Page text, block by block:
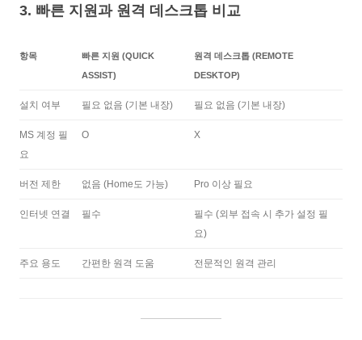
3. 빠른 지원과 원격 데스크톱 비교
항목
빠른 지원 (QUICK
ASSIST)
원격 데스크톱 (REMOTE
DESKTOP)
설치 여부 필요 없음 (기본 내장) 필요 없음 (기본 내장)
MS 계정 필
요
O X
버전 제한 없음 (Home도 가능) Pro 이상 필요
인터넷 연결 필수
필수 (외부 접속 시 추가 설정 필
요)
주요 용도 간편한 원격 도움 전문적인 원격 관리